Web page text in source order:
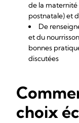
de la maternité
postnatale) et
De
et du
bonnes
discutées
choix